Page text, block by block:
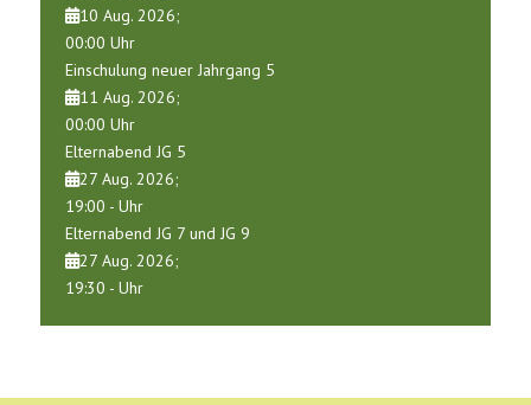
10 Aug. 2026;
00:00 Uhr
Einschulung neuer Jahrgang 5
11 Aug. 2026;
00:00 Uhr
Elternabend JG 5
27 Aug. 2026;
19:00 - Uhr
Elternabend JG 7 und JG 9
27 Aug. 2026;
19:30 - Uhr